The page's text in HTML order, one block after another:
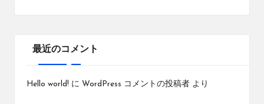
最近のコメント
Hello world! に WordPress コメントの投稿者 より